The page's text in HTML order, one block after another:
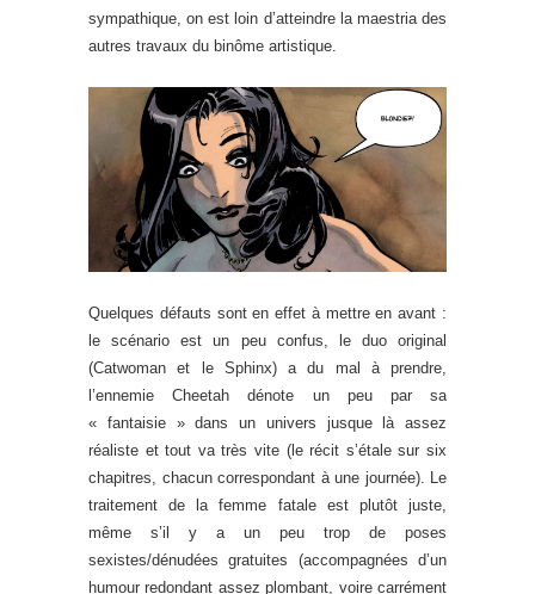
sympathique, on est loin d’atteindre la maestria des
autres travaux du binôme artistique.
Quelques défauts sont en effet à mettre en avant :
le scénario est un peu confus, le duo original
(Catwoman et le Sphinx) a du mal à prendre,
l’ennemie Cheetah dénote un peu par sa
« fantaisie » dans un univers jusque là assez
réaliste et tout va très vite (le récit s’étale sur six
chapitres, chacun correspondant à une journée). Le
traitement de la femme fatale est plutôt juste,
même s’il y a un peu trop de poses
sexistes/dénudées gratuites (accompagnées d’un
humour redondant assez plombant, voire carrément